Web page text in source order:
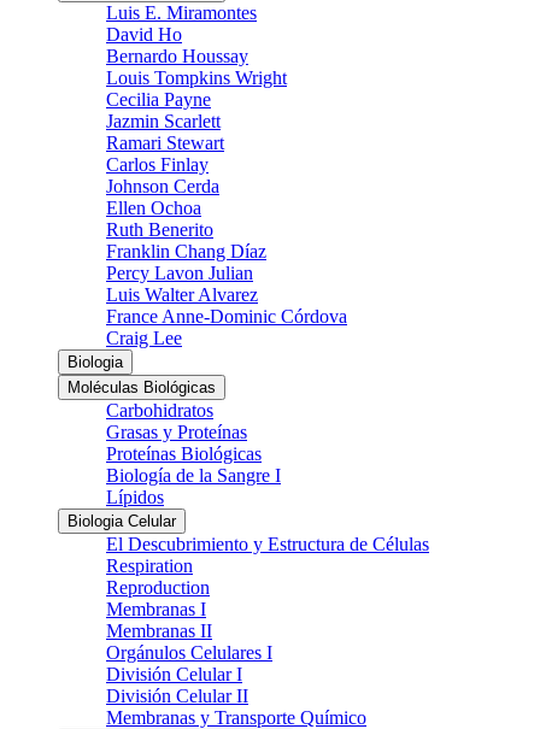
Luis E. Miramontes
David Ho
Bernardo Houssay
Louis Tompkins Wright
Cecilia Payne
Jazmin Scarlett
Ramari Stewart
Carlos Finlay
Johnson Cerda
Ellen Ochoa
Ruth Benerito
Franklin Chang Díaz
Percy Lavon Julian
Luis Walter Alvarez
France Anne-Dominic Córdova
Craig Lee
Biologia
Moléculas Biológicas
Carbohidratos
Grasas y Proteínas
Proteínas Biológicas
Biología de la Sangre I
Lípidos
Biologia Celular
El Descubrimiento y Estructura de Células
Respiration
Reproduction
Membranas I
Membranas II
Orgánulos Celulares I
División Celular I
División Celular II
Membranas y Transporte Químico